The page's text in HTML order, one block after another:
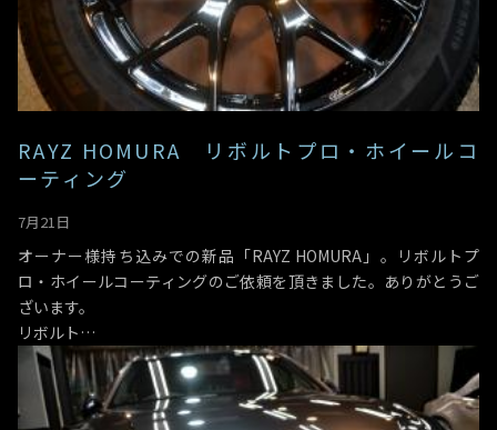
RAYZ HOMURA リボルトプロ・ホイールコ
ーティング
7月21日
オーナー様持ち込みでの新品「RAYZ HOMURA」。リボルトプ
ロ・ホイールコーティングのご依頼を頂きました。ありがとうご
ざいます。
リボルト…